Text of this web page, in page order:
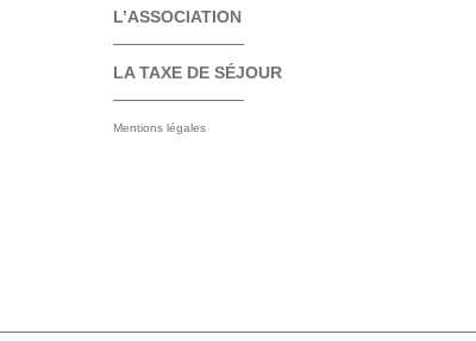
L’ASSOCIATION
LA TAXE DE SÉJOUR
Mentions légales